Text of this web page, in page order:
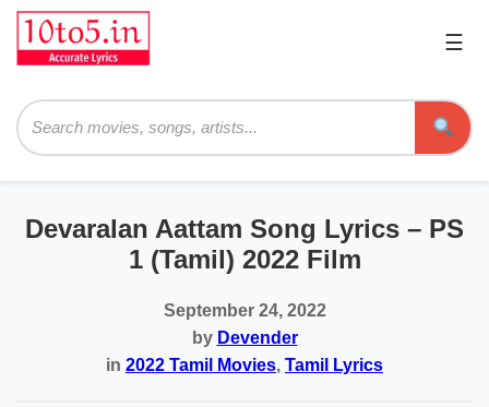
☰
Devaralan Aattam Song Lyrics – PS
1 (Tamil) 2022 Film
September 24, 2022
by Devender
in 2022 Tamil Movies, Tamil Lyrics